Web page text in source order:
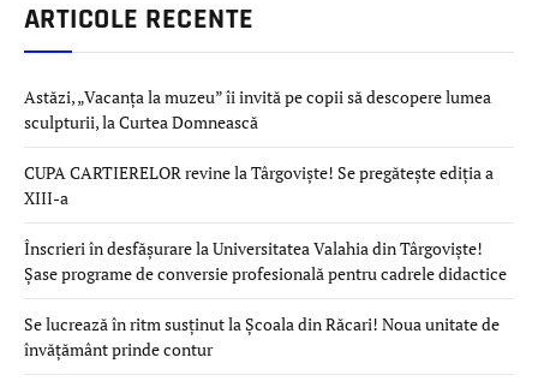
ARTICOLE RECENTE
Astăzi, „Vacanța la muzeu” îi invită pe copii să descopere lumea
sculpturii, la Curtea Domnească
CUPA CARTIERELOR revine la Târgoviște! Se pregătește ediția a
XIII-a
Înscrieri în desfășurare la Universitatea Valahia din Târgoviște!
Șase programe de conversie profesională pentru cadrele didactice
Se lucrează în ritm susținut la Școala din Răcari! Noua unitate de
învățământ prinde contur